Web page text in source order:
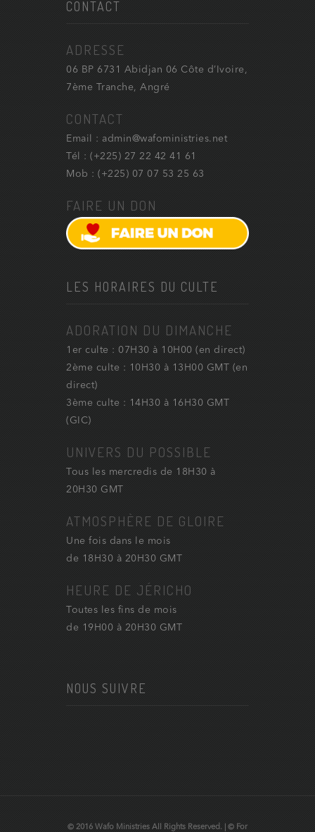
CONTACT
ADRESSE
06 BP 6731 Abidjan 06 Côte d’Ivoire,
7ème Tranche, Angré
CONTACT
Email : admin@wafoministries.net
Tél : (+225) 27 22 42 41 61
Mob : (+225) 07 07 53 25 63
FAIRE UN DON
LES HORAIRES DU CULTE
ADORATION DU DIMANCHE
1er culte : 07H30 à 10H00 (en direct)
2ème culte : 10H30 à 13H00 GMT (en
direct)
3ème culte : 14H30 à 16H30 GMT
(GIC)
UNIVERS DU POSSIBLE
Tous les mercredis de 18H30 à
20H30 GMT
ATMOSPHÈRE DE GLOIRE
Une fois dans le mois
de 18H30 à 20H30 GMT
HEURE DE JÉRICHO
Toutes les fins de mois
de 19H00 à 20H30 GMT
NOUS SUIVRE
© 2016 Wafo Ministries All Rights Reserved. | © For